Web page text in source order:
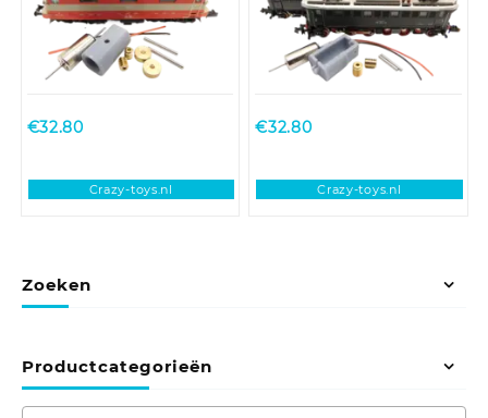
€32.80
Crazy-toys.nl
€32.80
Crazy-toys.nl
Zoeken
Productcategorieën